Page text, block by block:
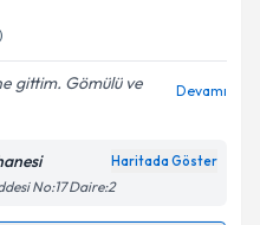
gittim. Gömülü ve
Devamı
Haritada Göster
No:17 Daire:2